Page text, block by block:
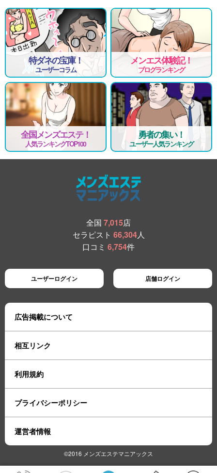
特ダネの宝庫！
ユーザーコラム
メンエス体験記！
ブログランキング
全国メンズエステ！
人気ランキングTOP100
勇者の集い！
ユーザー人気ランキング
全国 7,015店
セラピスト 66,304人
口コミ 6,754件
ユーザーログイン 店舗ログイン
広告掲載について
相互リンク
利用規約
プライバシーポリシー
運営者情報
©2016 メンズエステマニアックス